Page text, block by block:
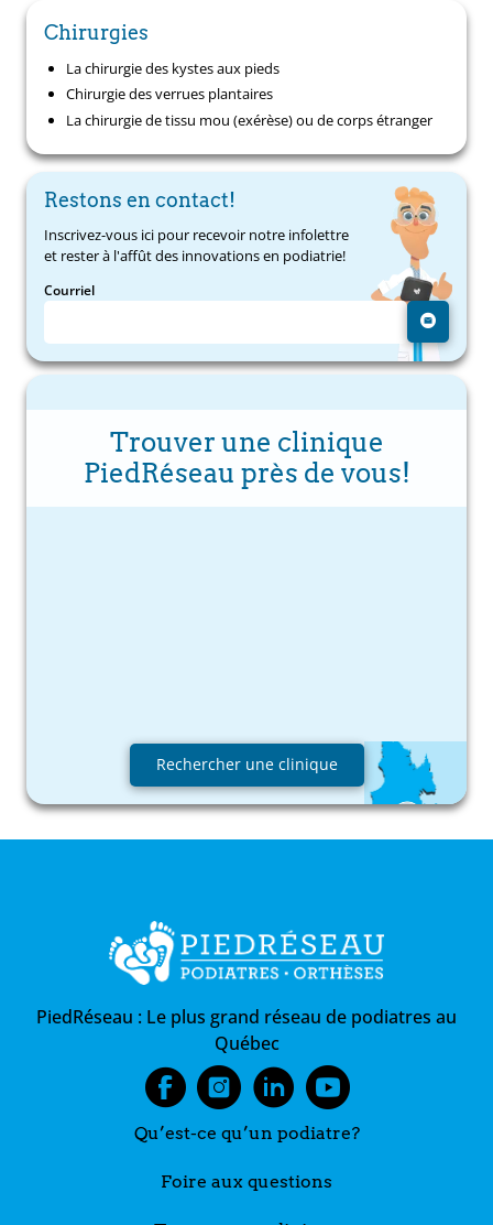
Chirurgies
La chirurgie des kystes aux pieds
Chirurgie des verrues plantaires
La chirurgie de tissu mou (exérèse) ou de corps étranger
Restons en contact!
Inscrivez-vous ici pour recevoir notre infolettre
et rester à l'affût des innovations en podiatrie!
Courriel
Trouver une clinique
PiedRéseau près de vous!
Rechercher une clinique
PiedRéseau : Le plus grand réseau de podiatres au
Québec
Qu’est-ce qu’un podiatre?
Foire aux questions